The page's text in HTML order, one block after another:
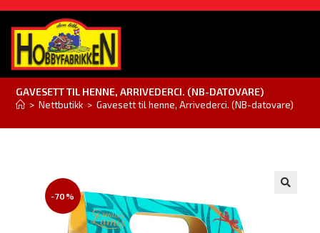
GAVESETT TIL HENNE, ARRIVEDERCI. (NB-DATOVARE)
> Nettbutikk > Gavesett til henne, Arrivederci. (NB-datovare)
-70%